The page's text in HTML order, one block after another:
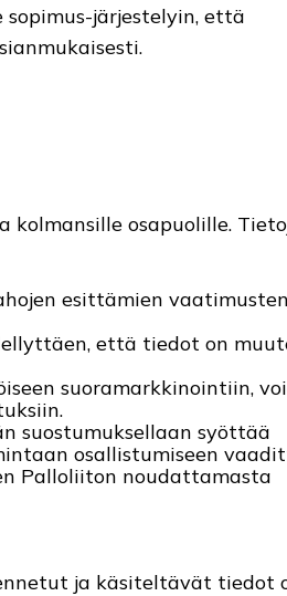
järjestelyin, että
kolmansille osapuolille.
esittämien
että tiedot on
suoramarkkinointiin,
suostumuksellaan syöttää
osallistumiseen
Palloliiton noudattamasta
ja käsiteltävät tiedot